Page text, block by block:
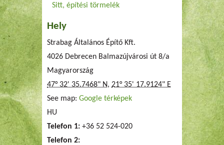
Sitt, építési törmelék
Hely
Strabag Általános Építő Kft.
4026 Debrecen Balmazújvárosi út 8/a
Magyarország
47° 32' 35.7468" N, 21° 35' 17.9124" E
See map: Google térképek
HU
Telefon 1: +36 52 524-020
Telefon 2: